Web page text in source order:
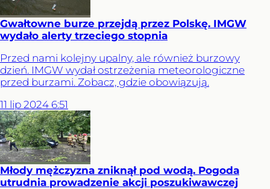
Gwałtowne burze przejdą przez Polskę. IMGW
wydało alerty trzeciego stopnia
Przed nami kolejny upalny, ale również burzowy
dzień. IMGW wydał ostrzeżenia meteorologiczne
przed burzami. Zobacz, gdzie obowiązują.
11 lip 2024 6:51
Młody mężczyzna zniknął pod wodą. Pogoda
utrudnia prowadzenie akcji poszukiwawczej